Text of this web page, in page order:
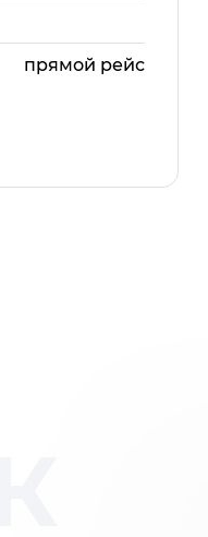
прямой рейс